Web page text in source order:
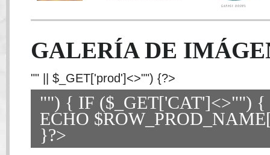
GALERÍA DE
"" || $_GET['prod']<>"") {?>
"") { IF ($_GET['CAT']<>"")
ECHO
}?>